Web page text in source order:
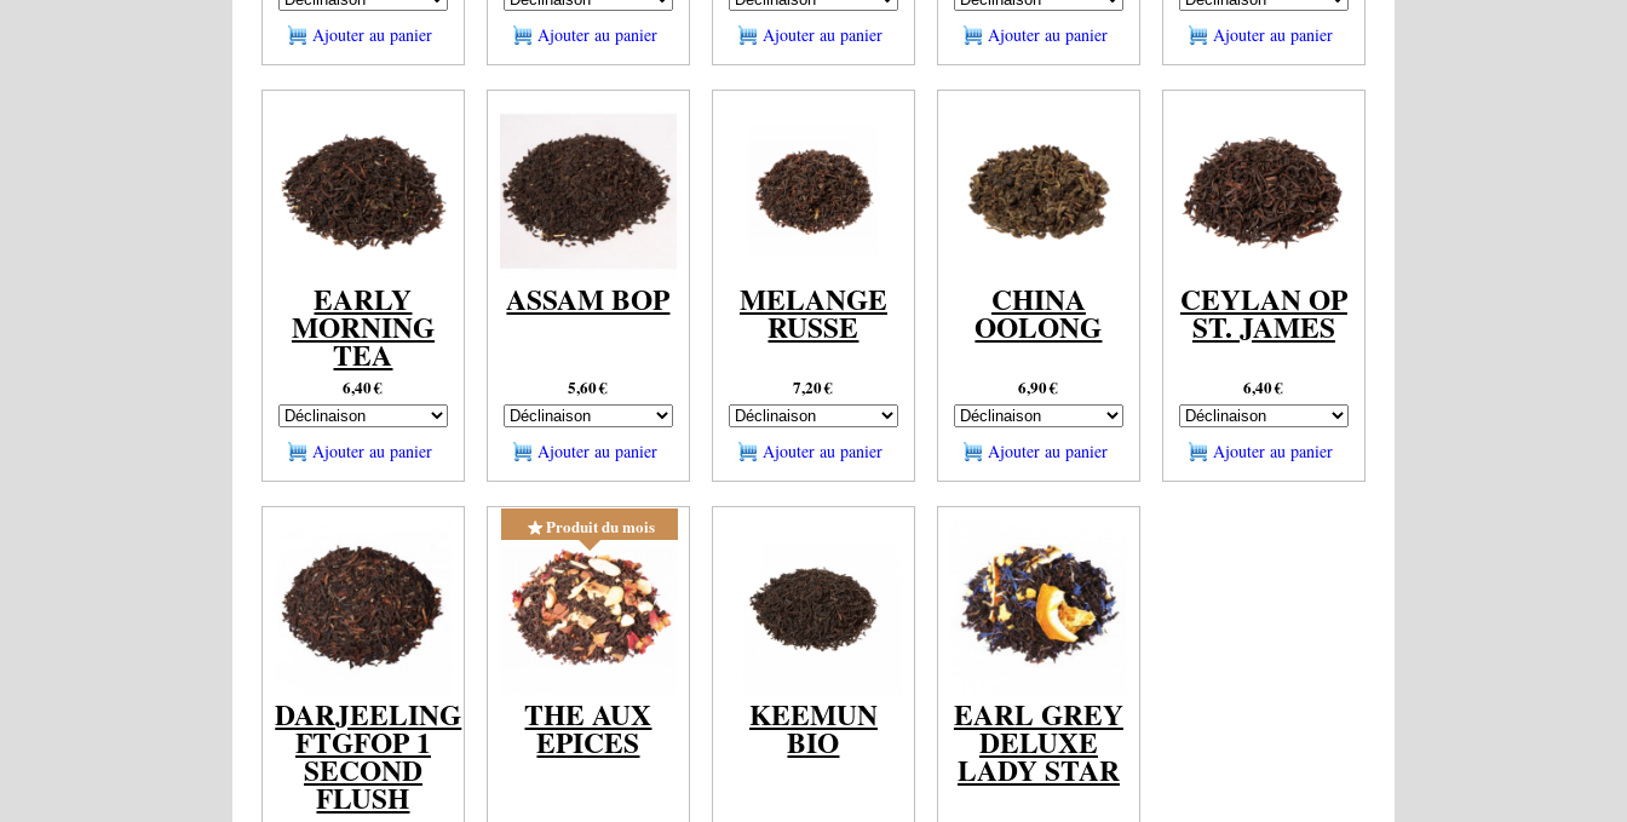
Ajouter au panier Ajouter au panier Ajouter au panier Ajouter au panier Ajouter au panier
EARLY
MORNING
TEA
6,40€
Ajouter au panier
ASSAM BOP
5,60€
Ajouter au panier
MELANGE
RUSSE
7,20€
Ajouter au panier
CHINA
OOLONG
6,90€
Ajouter au panier
CEYLAN OP
ST. JAMES
6,40€
Ajouter au panier
DARJEELING
FTGFOP 1
SECOND
FLUSH
THE AUX
EPICES
Produit du mois
KEEMUN
BIO
EARL GREY
DELUXE
LADY STAR